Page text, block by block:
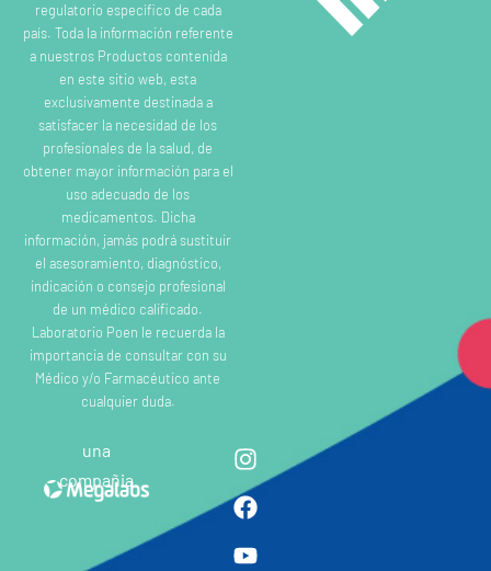
regulatorio específico de cada
país. Toda la información referente
a nuestros Productos contenida
en este sitio web, esta
exclusivamente destinada a
satisfacer la necesidad de los
profesionales de la salud, de
obtener mayor información para el
uso adecuado de los
medicamentos. Dicha
información, jamás podrá sustituir
el asesoramiento, diagnóstico,
indicación o consejo profesional
de un médico calificado.
Laboratorio Poen le recuerda la
importancia de consultar con su
Médico y/o Farmacéutico ante
cualquier duda.
una
compañia